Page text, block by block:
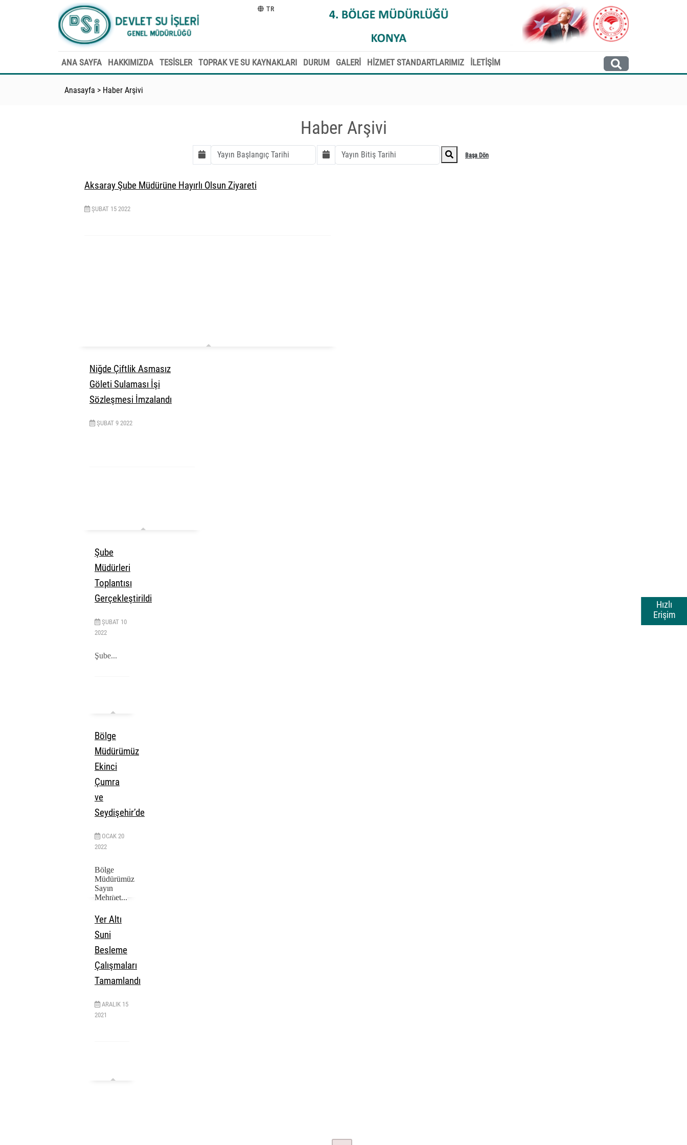
Hızlı
Erişim
TR
ANA SAYFA HAKKIMIZDA TESİSLER TOPRAK VE SU KAYNAKLARI DURUM GALERİ HİZMET STANDARTLARIMIZ İLETİŞİM
Anasayfa > Haber Arşivi
Haber Arşivi
Başa Dön
Aksaray Şube Müdürüne Hayırlı Olsun Ziyareti
ŞUBAT 15 2022
Niğde Çiftlik Asmasız
Göleti Sulaması İşi
Sözleşmesi İmzalandı
ŞUBAT 9 2022
Şube
Müdürleri
Toplantısı
Gerçekleştirildi
ŞUBAT 10
2022
Şube...
Bölge
Müdürümüz
Ekinci
Çumra
ve
Seydişehir’de
OCAK 20
2022
Bölge
Müdürümüz
Sayın
Mehmet...
Yer Altı
Suni
Besleme
Çalışmaları
Tamamlandı
ARALIK 15
2021